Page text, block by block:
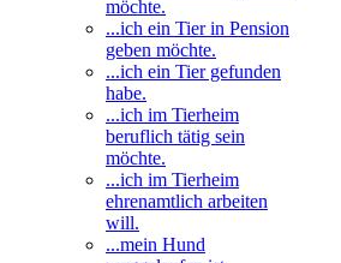
möchte.
...ich ein Tier in Pension
geben möchte.
...ich ein Tier gefunden
habe.
...ich im Tierheim
beruflich tätig sein
möchte.
...ich im Tierheim
ehrenamtlich arbeiten
will.
...mein Hund